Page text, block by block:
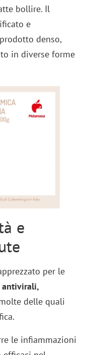
bollire. Il
e
denso,
in diverse forme
e
per le
antivirali,
delle quali
le infiammazioni